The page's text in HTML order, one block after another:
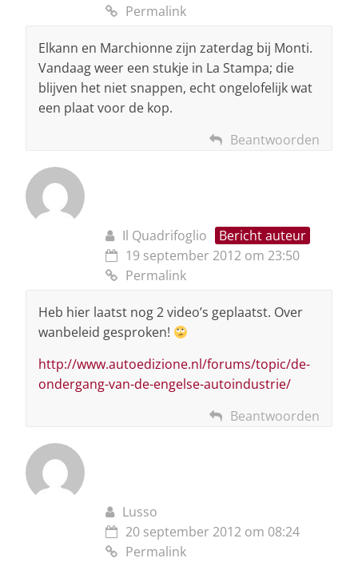
Permalink
Elkann en Marchionne zijn zaterdag bij Monti.
Vandaag weer een stukje in La Stampa; die
blijven het niet snappen, echt ongelofelijk wat
een plaat voor de kop.
Beantwoorden
Il Quadrifoglio
Bericht auteur
19 september 2012 om 23:50
Permalink
Heb hier laatst nog 2 video’s geplaatst. Over
wanbeleid gesproken!
http://www.autoedizione.nl/forums/topic/de-
ondergang-van-de-engelse-autoindustrie/
Beantwoorden
Lusso
20 september 2012 om 08:24
Permalink